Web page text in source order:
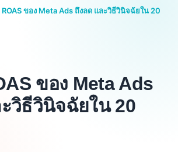
ของ Meta Ads ถึงลด และวิธีวินิจฉัยใน 20
ของ Meta Ads
วิธีวินิจฉัยใน 20